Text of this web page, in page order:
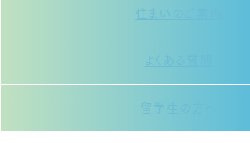
住まいのご案内
よくある質問
留学生の方へ